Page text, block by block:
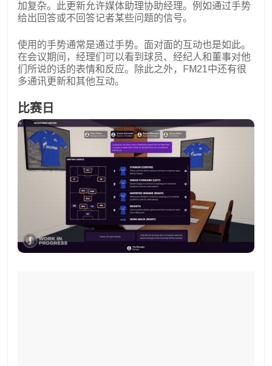
加复杂。此更新允许媒体助理协助经理。例如通过手势
给出回答或不回答记者某些问题的信号。
使用的手势通常是通过手势。面对面的互动也是如此。
在会议期间，经理们可以看到球员、经纪人和董事对他
们所说的话的表情和反应。除此之外，FM21中还有很
多通讯更新和其他互动。
比赛日